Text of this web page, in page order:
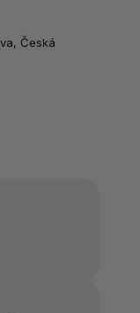
Česká